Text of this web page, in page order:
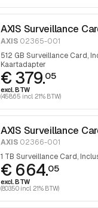
AXIS Surveillance
AXIS 02365-001
512 GB Surveillance Card,
Kaartadapter
€ 379.05
excl. BTW
(458.65 incl. 21% BTW)
AXIS Surveillance
AXIS 02366-001
1 TB Surveillance Card,
€ 664.05
excl. BTW
(803.50 incl. 21% BTW)